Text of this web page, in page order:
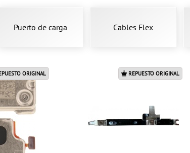
Puerto de carga Cables Flex
ORIGINAL REPUESTO ORIGINAL